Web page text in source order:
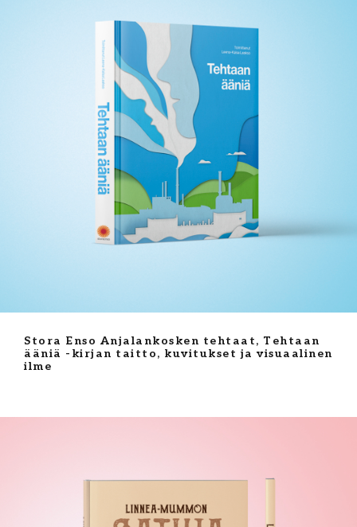
Stora Enso Anjalankosken tehtaat, Tehtaan
ääniä -kirjan taitto, kuvitukset ja visuaalinen
ilme